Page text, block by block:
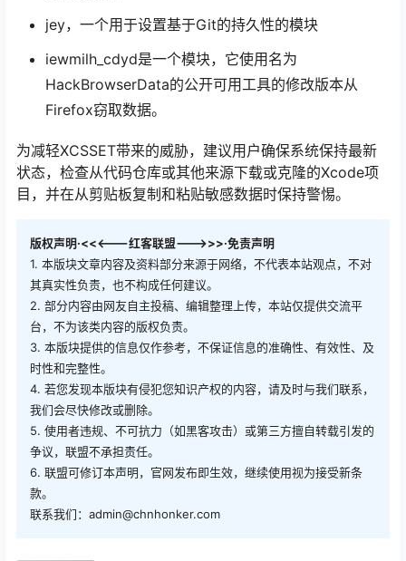
jey，一个用于设置基于Git的持久性的模块
iewmilh_cdyd是一个模块，它使用名为
HackBrowserData的公开可用工具的修改版本从
Firefox窃取数据。
为减轻XCSSET带来的威胁，建议用户确保系统保持最新
状态，检查从代码仓库或其他来源下载或克隆的Xcode项
目，并在从剪贴板复制和粘贴敏感数据时保持警惕。
版权声明·<<<---红客联盟--->>>·免责声明
1. 本版块文章内容及资料部分来源于网络，不代表本站观点，不对
其真实性负责，也不构成任何建议。
2. 部分内容由网友自主投稿、编辑整理上传，本站仅提供交流平
台，不为该类内容的版权负责。
3. 本版块提供的信息仅作参考，不保证信息的准确性、有效性、及
时性和完整性。
4. 若您发现本版块有侵犯您知识产权的内容，请及时与我们联系，
我们会尽快修改或删除。
5. 使用者违规、不可抗力（如黑客攻击）或第三方擅自转载引发的
争议，联盟不承担责任。
6. 联盟可修订本声明，官网发布即生效，继续使用视为接受新条
款。
联系我们：admin@chnhonker.com